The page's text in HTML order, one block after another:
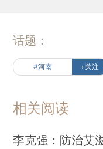
话题：
#河南 +关注
相关阅读
李克强：防治艾